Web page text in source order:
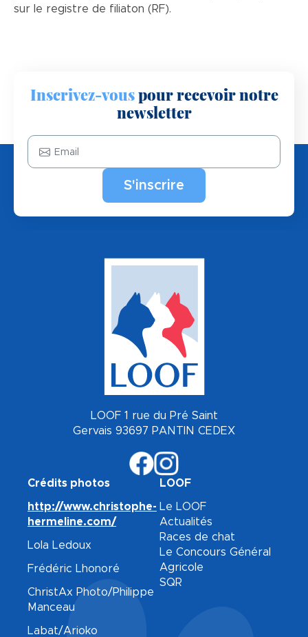
sur le registre de filiaton (RF).
Inscrivez-vouspour recevoir notre
newsletter
LOOF 1 rue du Pré Saint
Gervais 93697 PANTIN CEDEX
Crédits photos
http://www.christophe-
hermeline.com/
Lola Ledoux
Frédéric Lhonoré
ChristAx Photo/Philippe
Manceau
Labat/Arioko
LOOF
Le LOOF
Actualités
Races de chat
Le Concours Général
Agricole
SQR